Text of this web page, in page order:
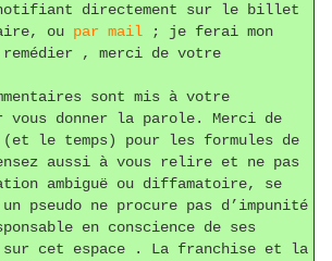
directement sur le billet
ou par mail ; je ferai mon
, merci de votre
sont mis à votre
vous donner la parole. Merci de
le temps) pour les formules de
aussi à vous relire et ne pas
ambiguë ou diffamatoire, se
pseudo ne procure pas d’impunité
en conscience de ses
cet espace . La franchise et la